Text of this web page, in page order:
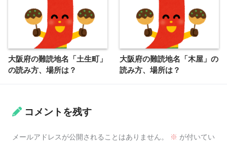
大阪府の難読地名「土生町」
の読み方、場所は？
大阪府の難読地名「木屋」の
読み方、場所は？
コメントを残す
メールアドレスが公開されることはありません。 ※ が付いてい